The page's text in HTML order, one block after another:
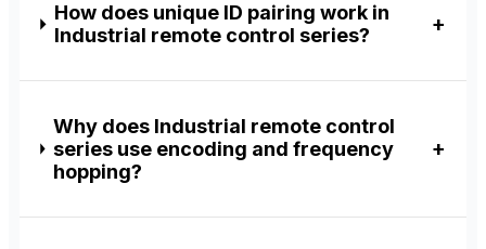
How does unique ID pairing work in
Industrial remote control series?
Why does Industrial remote control
series use encoding and frequency
hopping?